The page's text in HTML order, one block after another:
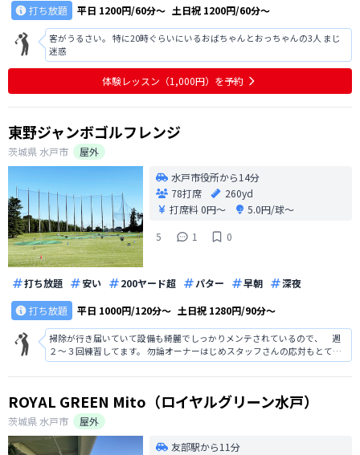
打ち放題 平日 1200円/60分〜 土日祝 1200円/60分〜
客がうるさい。 特に20時ぐらいにいるおばちゃんとおっちゃんの3人 まじ
迷惑
体験レッスン（1,000円）を予約
東野ジャンボゴルフレンジ
茨城県水戸市
屋外
水戸市役所から14分
78打席
260yd
打席料0円〜
5.0円/球〜
5
1 0
打ち放題 安い 200ヤード超 パター 早朝
深夜
打ち放題
平日 1000円/120分〜 土日祝 1280円/90分〜
掃除が行き届いていて設備も綺麗でしっかりメンテされているので、 週
２〜３回練習してます。 勿論オーナーはじめスタッフさんの応対もとても
素晴らしく、アプローチからドライバーまで距離も正確に把握できます。
コスパ最高です！
ROYAL GREEN Mito（ロイヤルグリーン水戸）
茨城県水戸市
屋外
友部駅から11分